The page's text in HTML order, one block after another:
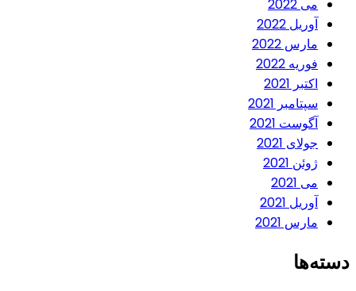
می 2022
آوریل 2022
مارس 2022
فوریه 2022
اکتبر 2021
سپتامبر 2021
آگوست 2021
جولای 2021
ژوئن 2021
می 2021
آوریل 2021
مارس 2021
دسته‌ها